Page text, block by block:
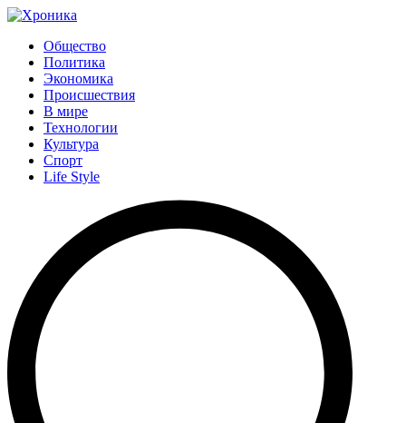
Общество
Политика
Экономика
Происшествия
В мире
Технологии
Культура
Спорт
Life Style